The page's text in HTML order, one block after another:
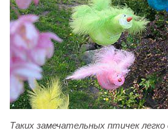
Таких замечательных птичек